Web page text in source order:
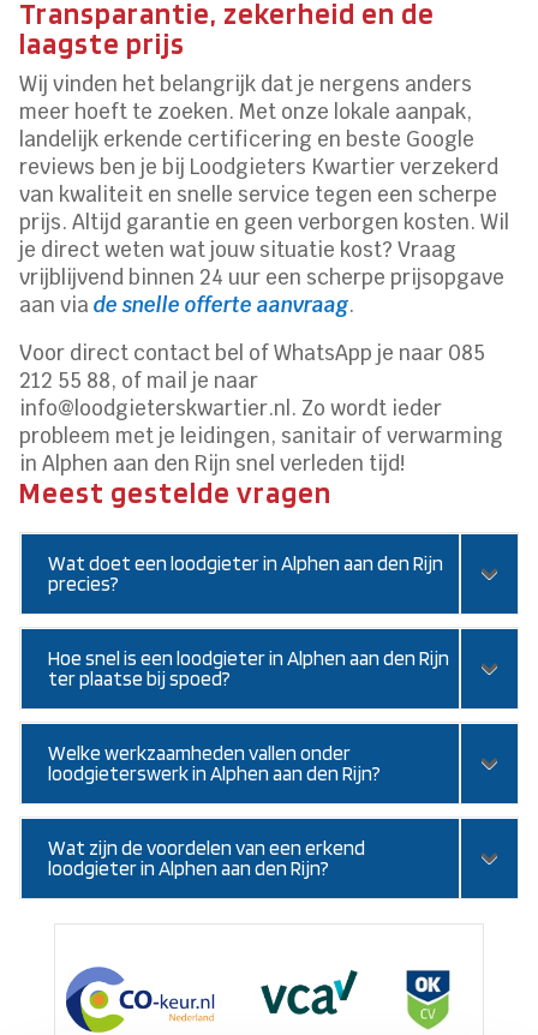
Transparantie, zekerheid en de
laagste prijs
Wij vinden het belangrijk dat je nergens anders
meer hoeft te zoeken. Met onze lokale aanpak,
landelijk erkende certificering en beste Google
reviews ben je bij Loodgieters Kwartier verzekerd
van kwaliteit en snelle service tegen een scherpe
prijs. Altijd garantie en geen verborgen kosten. Wil
je direct weten wat jouw situatie kost? Vraag
vrijblijvend binnen 24 uur een scherpe prijsopgave
aan viade snelle offerte aanvraag.
Voor direct contact bel of WhatsApp je naar 085
212 55 88, of mail je naar
info@loodgieterskwartier.nl. Zo wordt ieder
probleem met je leidingen, sanitair of verwarming
in Alphen aan den Rijn snel verleden tijd!
Meest gestelde vragen
Wat doet een loodgieter in Alphen aan den Rijn
precies?
Hoe snel is een loodgieter in Alphen aan den Rijn
ter plaatse bij spoed?
Welke werkzaamheden vallen onder
loodgieterswerk in Alphen aan den Rijn?
Wat zijn de voordelen van een erkend
loodgieter in Alphen aan den Rijn?